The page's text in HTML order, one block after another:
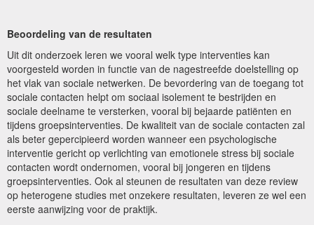
Beoordeling van de resultaten
Uit dit onderzoek leren we vooral welk type interventies kan
voorgesteld worden in functie van de nagestreefde doelstelling op
het vlak van sociale netwerken. De bevordering van de toegang tot
sociale contacten helpt om sociaal isolement te bestrijden en
sociale deelname te versterken, vooral bij bejaarde patiënten en
tijdens groepsinterventies. De kwaliteit van de sociale contacten zal
als beter gepercipieerd worden wanneer een psychologische
interventie gericht op verlichting van emotionele stress bij sociale
contacten wordt ondernomen, vooral bij jongeren en tijdens
groepsinterventies. Ook al steunen de resultaten van deze review
op heterogene studies met onzekere resultaten, leveren ze wel een
eerste aanwijzing voor de praktijk.